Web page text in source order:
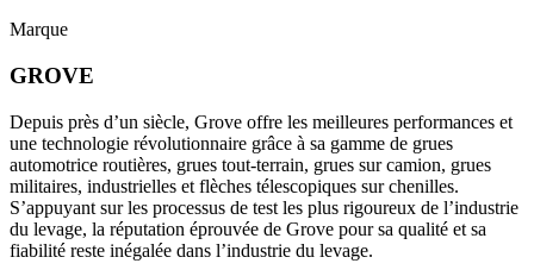
Marque
GROVE
Depuis près d’un siècle, Grove offre les meilleures performances et
une technologie révolutionnaire grâce à sa gamme de grues
automotrice routières, grues tout-terrain, grues sur camion, grues
militaires, industrielles et flèches télescopiques sur chenilles.
S’appuyant sur les processus de test les plus rigoureux de l’industrie
du levage, la réputation éprouvée de Grove pour sa qualité et sa
fiabilité reste inégalée dans l’industrie du levage.